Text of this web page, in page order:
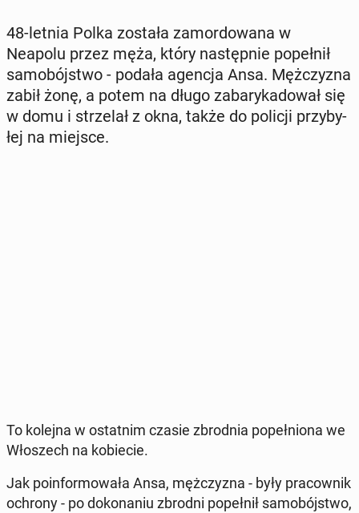
48-letnia Polka została za­mor­do­wa­na w
Neapolu przez męża, który na­stęp­nie po­peł­nił
sa­mo­bój­stwo - podała agencja Ansa. Męż­czy­zna
zabił żonę, a potem na długo za­ba­ry­ka­do­wał się
w domu i strze­lał z okna, także do policji przy­by­
łej na miejsce.
To kolejna w ostat­nim czasie zbrod­nia po­peł­nio­na we
Wło­szech na ko­bie­cie.
Jak po­in­for­mo­wa­ła Ansa, męż­czy­zna - były pra­cow­nik
ochrony - po do­ko­na­niu zbrodni po­peł­nił sa­mo­bój­stwo,